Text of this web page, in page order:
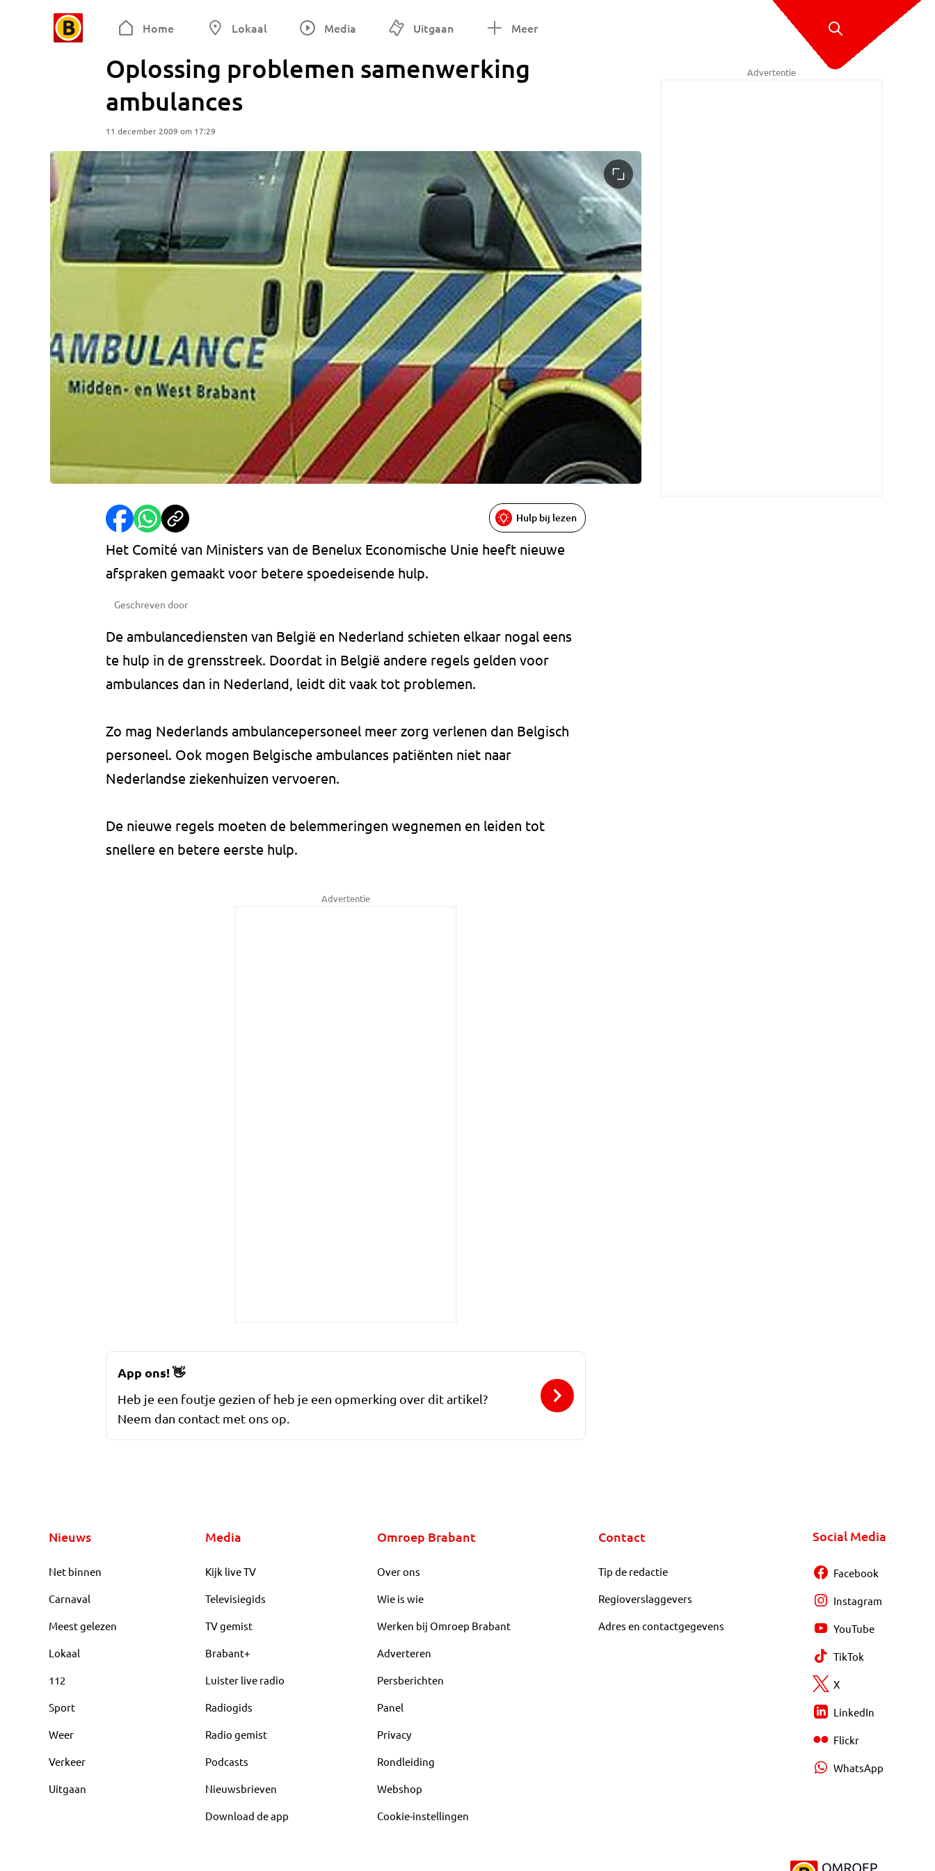
Home Lokaal Media Uitgaan Meer
Oplossing problemen samenwerking
ambulances
11 december 2009 om 17:29
Hulp bij lezen
Het Comité van Ministers van de Benelux Economische Unie heeft nieuwe
afspraken gemaakt voor betere spoedeisende hulp.
Geschreven door
De ambulancediensten van België en Nederland schieten elkaar nogal eens
te hulp in de grensstreek. Doordat in België andere regels gelden voor
ambulances dan in Nederland, leidt dit vaak tot problemen.
Zo mag Nederlands ambulancepersoneel meer zorg verlenen dan Belgisch
personeel. Ook mogen Belgische ambulances patiënten niet naar
Nederlandse ziekenhuizen vervoeren.
De nieuwe regels moeten de belemmeringen wegnemen en leiden tot
snellere en betere eerste hulp.
Advertentie
Advertentie
App ons!👋
Heb je een foutje gezien of heb je een opmerking over dit artikel?
Neem dan contact met ons op.
Nieuws
Net binnen
Carnaval
Meest gelezen
Lokaal
112
Sport
Weer
Verkeer
Uitgaan
Media
Kijk live TV
Televisiegids
TV gemist
Brabant+
Luister live radio
Radiogids
Radio gemist
Podcasts
Nieuwsbrieven
Download de app
Omroep Brabant
Over ons
Wie is wie
Werken bij Omroep Brabant
Adverteren
Persberichten
Panel
Privacy
Rondleiding
Webshop
Cookie-instellingen
Contact
Tip de redactie
Regioverslaggevers
Adres en contactgegevens
Social Media
Facebook
Instagram
YouTube
TikTok
X
LinkedIn
Flickr
WhatsApp